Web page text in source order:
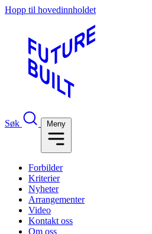
Hopp til hovedinnholdet
Søk Meny
Forbilder
Kriterier
Nyheter
Arrangementer
Video
Kontakt oss
Om oss